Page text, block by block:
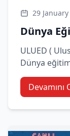
29
Dünya
ULUED (
Dünya
Devamını